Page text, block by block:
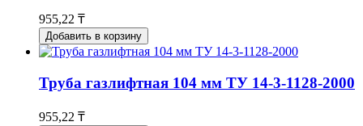
955,22 ₸
Добавить в корзину
Труба газлифтная 104 мм ТУ 14-3-1128-2000
955,22 ₸